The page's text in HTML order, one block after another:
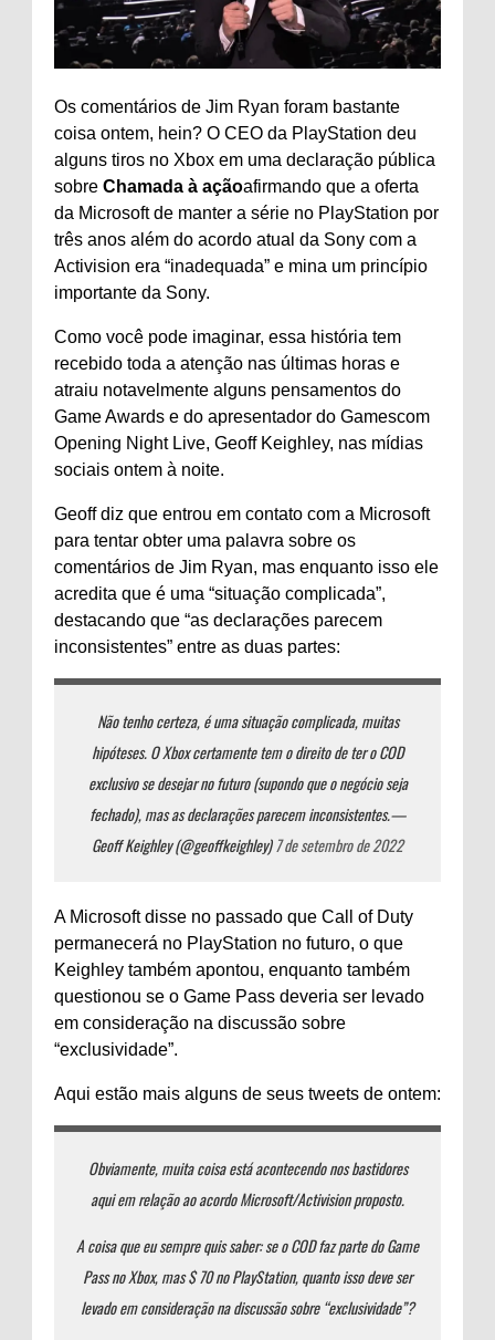
Os comentários de Jim Ryan foram bastante
coisa ontem, hein? O CEO da PlayStation deu
alguns tiros no Xbox em uma declaração pública
sobre Chamada à açãoafirmando que a oferta
da Microsoft de manter a série no PlayStation por
três anos além do acordo atual da Sony com a
Activision era “inadequada” e mina um princípio
importante da Sony.
Como você pode imaginar, essa história tem
recebido toda a atenção nas últimas horas e
atraiu notavelmente alguns pensamentos do
Game Awards e do apresentador do Gamescom
Opening Night Live, Geoff Keighley, nas mídias
sociais ontem à noite.
Geoff diz que entrou em contato com a Microsoft
para tentar obter uma palavra sobre os
comentários de Jim Ryan, mas enquanto isso ele
acredita que é uma “situação complicada”,
destacando que “as declarações parecem
inconsistentes” entre as duas partes:
Não tenho certeza, é uma situação complicada, muitas
hipóteses. O Xbox certamente tem o direito de ter o COD
exclusivo se desejar no futuro (supondo que o negócio seja
fechado), mas as declarações parecem inconsistentes.—
Geoff Keighley (@geoffkeighley)7 de setembro de 2022
A Microsoft disse no passado que Call of Duty
permanecerá no PlayStation no futuro, o que
Keighley também apontou, enquanto também
questionou se o Game Pass deveria ser levado
em consideração na discussão sobre
“exclusividade”.
Aqui estão mais alguns de seus tweets de ontem:
Obviamente, muita coisa está acontecendo nos bastidores
aqui em relação ao acordo Microsoft/Activision proposto.
A coisa que eu sempre quis saber: se o COD faz parte do Game
Pass no Xbox, mas $ 70 no PlayStation, quanto isso deve ser
levado em consideração na discussão sobre “exclusividade”?